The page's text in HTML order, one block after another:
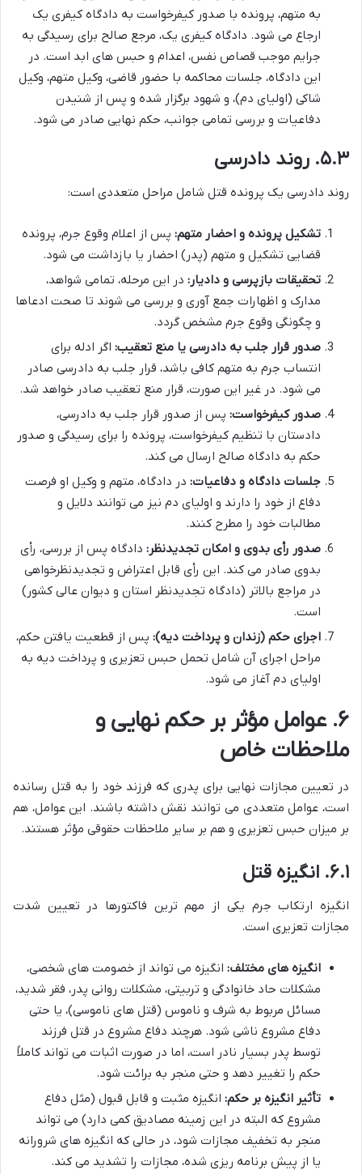
به متهم، پرونده با صدور کیفرخواست به دادگاه کیفری یک
ارجاع می شود. دادگاه کیفری یک، مرجع صالح برای رسیدگی به
جرایم موجب قصاص نفس، اعدام و حبس های ابد است. در
این دادگاه، جلسات محاکمه با حضور قاضی، وکیل متهم، وکیل
شاکی (اولیای دم)، و شهود برگزار شده و پس از شنیدن
دفاعیات و بررسی تمامی جوانب، حکم نهایی صادر می شود.
۵.۳. روند دادرسی
روند دادرسی یک پرونده قتل شامل مراحل متعددی است:
تشکیل پرونده و احضار متهم: پس از اعلام وقوع جرم، پرونده
قضایی تشکیل و متهم (پدر) احضار یا بازداشت می شود.
تحقیقات بازپرسی و دادیار: در این مرحله، تمامی شواهد،
مدارک و اظهارات جمع آوری و بررسی می شوند تا صحت ادعاها
و چگونگی وقوع جرم مشخص گردد.
صدور قرار جلب به دادرسی یا منع تعقیب: اگر ادله برای
انتساب جرم به متهم کافی باشد، قرار جلب به دادرسی صادر
می شود. در غیر این صورت، قرار منع تعقیب صادر خواهد شد.
صدور کیفرخواست: پس از صدور قرار جلب به دادرسی،
دادستان با تنظیم کیفرخواست، پرونده را برای رسیدگی و صدور
حکم به دادگاه صالح ارسال می کند.
جلسات دادگاه و دفاعیات: در دادگاه، متهم و وکیل او فرصت
دفاع از خود را دارند و اولیای دم نیز می توانند دلایل و
مطالبات خود را مطرح کنند.
صدور رأی بدوی و امکان تجدیدنظر: دادگاه پس از بررسی، رأی
بدوی صادر می کند. این رأی قابل اعتراض و تجدیدنظرخواهی
در مراجع بالاتر (دادگاه تجدیدنظر استان و دیوان عالی کشور)
است.
اجرای حکم (زندان و پرداخت دیه): پس از قطعیت یافتن حکم،
مراحل اجرای آن شامل تحمل حبس تعزیری و پرداخت دیه به
اولیای دم آغاز می شود.
۶. عوامل مؤثر بر حکم نهایی و
ملاحظات خاص
در تعیین مجازات نهایی برای پدری که فرزند خود را به قتل رسانده
است، عوامل متعددی می توانند نقش داشته باشند. این عوامل، هم
بر میزان حبس تعزیری و هم بر سایر ملاحظات حقوقی مؤثر هستند.
۶.۱. انگیزه قتل
انگیزه ارتکاب جرم یکی از مهم ترین فاکتورها در تعیین شدت
مجازات تعزیری است.
انگیزه های مختلف: انگیزه می تواند از خصومت های شخصی،
مشکلات حاد خانوادگی و تربیتی، مشکلات روانی پدر، فقر شدید،
مسائل مربوط به شرف و ناموس (قتل های ناموسی)، یا حتی
دفاع مشروع ناشی شود. هرچند دفاع مشروع در قتل فرزند
توسط پدر بسیار نادر است، اما در صورت اثبات می تواند کاملاً
حکم را تغییر دهد و حتی منجر به برائت شود.
تأثیر انگیزه بر حکم: انگیزه مثبت و قابل قبول (مثل دفاع
مشروع که البته در این زمینه مصادیق کمی دارد) می تواند
منجر به تخفیف مجازات شود، در حالی که انگیزه های شرورانه
یا از پیش برنامه ریزی شده، مجازات را تشدید می کند.